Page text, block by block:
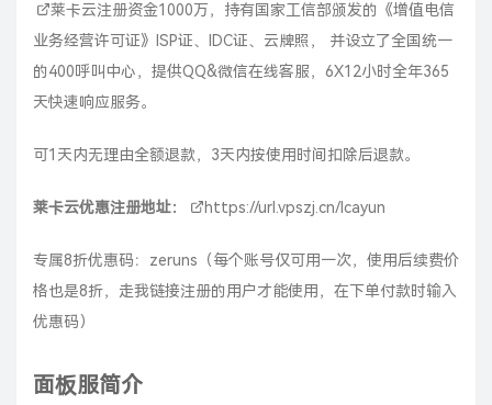
莱卡云注册资金1000万，持有国家工信部颁发的《增值电信
业务经营许可证》ISP证、IDC证、云牌照， 并设立了全国统一
的400呼叫中心，提供QQ&微信在线客服，6X12小时全年365
天快速响应服务。
可1天内无理由全额退款，3天内按使用时间扣除后退款。
莱卡云优惠注册地址： https://url.vpszj.cn/lcayun
专属8折优惠码：zeruns（每个账号仅可用一次，使用后续费价
格也是8折，走我链接注册的用户才能使用，在下单付款时输入
优惠码）
面板服简介